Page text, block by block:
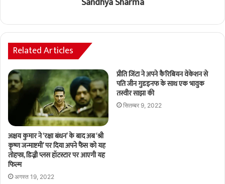
Related Articles
अक्षय कुमार ने ‘रक्षा बंधन’ के बाद अब ‘श्री
कृष्ण जन्माष्टमी’ पर दिया अपने फैंस को यह
तोहफा, डिज्नी प्लस हॉटस्टार पर आएगी यह
फिल्म
अगस्त 19, 2022
प्रीति जिंटा ने अपने कैरिबियन वेकेशन से
पति जीन गुडइनफ के साथ एक भावुक
तस्वीर साझा की
सितम्बर 9, 2022